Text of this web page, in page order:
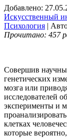
Добавлено:
Искусственный
Психология |
Прочитано: 457
Совершив
генетических
мозга или
исследователей
эксперименты и
клетках
которые